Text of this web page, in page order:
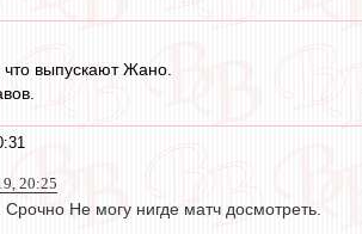
выпускают Жано.
20:25
Срочно Не могу нигде матч досмотреть.